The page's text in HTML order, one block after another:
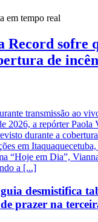
em tempo real
Record sofre
de
transmissão ao
2026, a repórter Paola
durante a
em
“Hoje em Dia”,
a [...]
desmistifica
prazer na